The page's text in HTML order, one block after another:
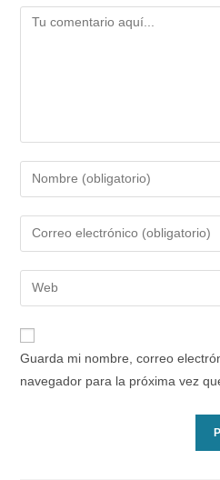
Comentario
Introduce
tu
nombre
de
usuario
para
comentar
Introduce
tu
dirección
de
electrónico
para
comentar
Introduce
la
URL
Guarda mi nombre, correo
navegador para la próxima vez